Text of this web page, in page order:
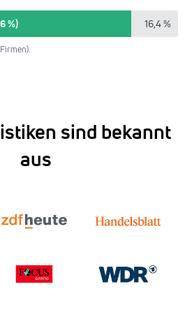
%) 16,4 %
sind bekannt
aus